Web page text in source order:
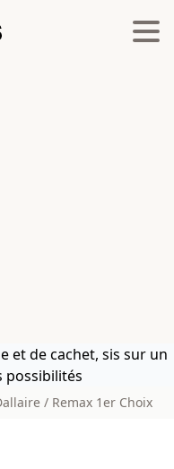
/ Remax 1er Choix